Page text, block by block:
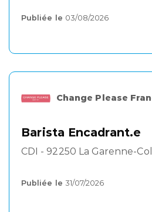
Publiée le 03/08/2026
Change Please
Barista Encadrant.e
CDI - 92250 La Garenne-
Publiée le 31/07/2026